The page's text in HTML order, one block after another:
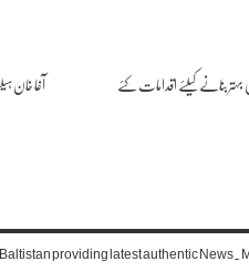
کیلئے اقدامات کئے
آغا خان
providing latest authentic